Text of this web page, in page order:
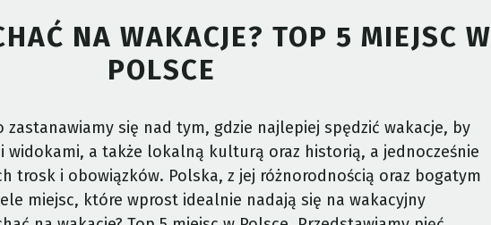
NA WAKACJE? TOP 5 MIEJSC W
POLSCE
zastanawiamy się nad tym, gdzie najlepiej spędzić wakacje, by
widokami, a także lokalną kulturą oraz historią, a jednocześnie
trosk i obowiązków. Polska, z jej różnorodnością oraz bogatym
miejsc, które wprost idealnie nadają się na wakacyjny